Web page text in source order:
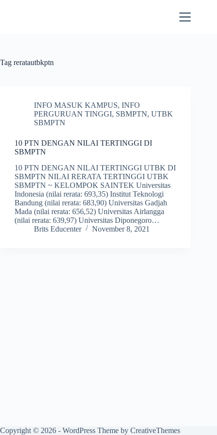
Tag reratautbkptn
INFO MASUK KAMPUS, INFO
PERGURUAN TINGGI, SBMPTN, UTBK
SBMPTN
10 PTN DENGAN NILAI TERTINGGI DI
SBMPTN
10 PTN DENGAN NILAI TERTINGGI UTBK DI
SBMPTN NILAI RERATA TERTINGGI UTBK
SBMPTN ~ KELOMPOK SAINTEK Universitas
Indonesia (nilai rerata: 693,35) Institut Teknologi
Bandung (nilai rerata: 683,90) Universitas Gadjah
Mada (nilai rerata: 656,52) Universitas Airlangga
(nilai rerata: 639,97) Universitas Diponegoro…
Brits Educenter
November 8, 2021
Copyright © 2026 - WordPress Theme by CreativeThemes